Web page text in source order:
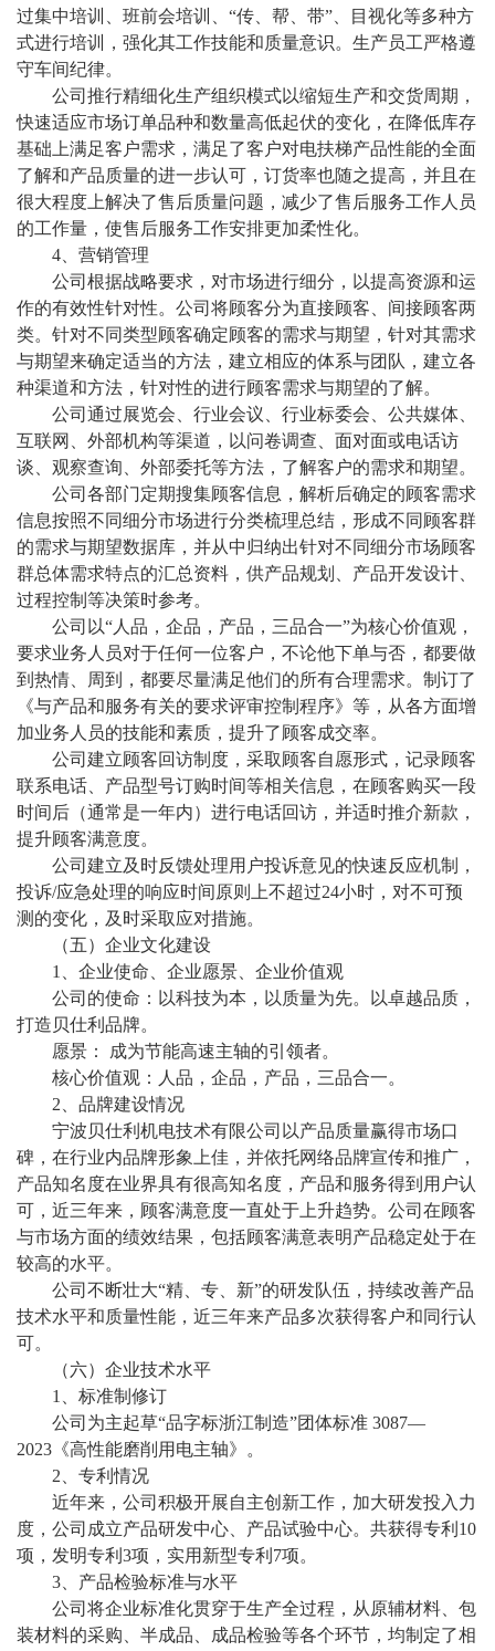
过集中培训、班前会培训、 “传、帮、带”、目视化等多种方
式进行培训，强化其工作技能和质量意识。生产员工严格遵
守车间纪律。
公司推行精细化生产组织模式以缩短生产和交货周期，
快速适应市场订单品种和数量高低起伏的变化，在降低库存
基础上满足客户需求，满足了客户对电扶梯产品性能的全面
了解和产品质量的进一步认可，订货率也随之提高，并且在
很大程度上解决了售后质量问题，减少了售后服务工作人员
的工作量，使售后服务工作安排更加柔性化。
4、营销管理
公司根据战略要求，对市场进行细分，以提高资源和运
作的有效性针对性。公司将顾客分为直接顾客、间接顾客两
类。针对不同类型顾客确定顾客的需求与期望，针对其需求
与期望来确定适当的方法，建立相应的体系与团队，建立各
种渠道和方法，针对性的进行顾客需求与期望的了解。
公司通过展览会、行业会议、行业标委会、公共媒体、
互联网、外部机构等渠道，以问卷调查、面对面或电话访
谈、观察查询、外部委托等方法，了解客户的需求和期望。
公司各部门定期搜集顾客信息，解析后确定的顾客需求
信息按照不同细分市场进行分类梳理总结，形成不同顾客群
的需求与期望数据库，并从中归纳出针对不同细分市场顾客
群总体需求特点的汇总资料，供产品规划、产品开发设计、
过程控制等决策时参考。
公司以“人品，企品，产品，三品合一”为核心价值观，
要求业务人员对于任何一位客户，不论他下单与否，都要做
到热情、周到，都要尽量满足他们的所有合理需求。制订了
《与产品和服务有关的要求评审控制程序》等，从各方面增
加业务人员的技能和素质，提升了顾客成交率。
公司建立顾客回访制度，采取顾客自愿形式，记录顾客
联系电话、产品型号订购时间等相关信息，在顾客购买一段
时间后（通常是一年内）进行电话回访，并适时推介新款，
提升顾客满意度。
公司建立及时反馈处理用户投诉意见的快速反应机制，
投诉/应急处理的响应时间原则上不超过24小时，对不可预
测的变化，及时采取应对措施。
（五）企业文化建设
1、企业使命、企业愿景、企业价值观
公司的使命： 以科技为本，以质量为先。以卓越品质，
打造贝仕利品牌。
愿景：
成为节能高速主轴的引领者。
核心价值观：人品，企品，产品，三品合一。
2、品牌建设情况
宁波贝仕利机电技术有限公司以产品质量赢得市场口
碑，在行业内品牌形象上佳，并依托网络品牌宣传和推广，
产品知名度在业界具有很高知名度，产品和服务得到用户认
可，近三年来，顾客满意度一直处于上升趋势。公司在顾客
与市场方面的绩效结果，包括顾客满意表明产品稳定处于在
较高的水平。
公司不断壮大“精、专、新”的研发队伍，持续改善产品
技术水平和质量性能，近三年来产品多次获得客户和同行认
可。
（六） 企业技术水平
1、标准制修订
公司为主起草“品字标浙江制造”团体标准 3087—
2023《高性能磨削用电主轴》。
2、专利情况
近年来，公司积极开展自主创新工作，加大研发投入力
度，公司成立产品研发中心、产品试验中心。共获得专利 10
项，发明专利 3项，实用新型专利 7项。
3、产品检验标准与水平
公司将企业标准化贯穿于生产全过程，从原辅材料、包
装材料的采购、半成品、成品检验等各个环节，均制定了相